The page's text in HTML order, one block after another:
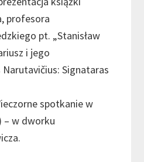
profesora
pt. „Stanisław
i jego
Narutavičius: Signataras
spotkanie w
– w dworku